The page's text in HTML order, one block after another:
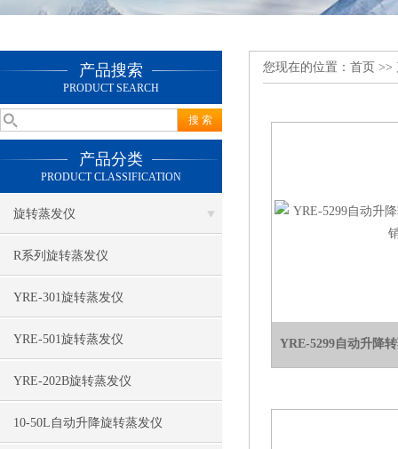
产品搜索
PRODUCT SEARCH
产品分类
PRODUCT CLASSIFICATION
旋转蒸发仪
R系列旋转蒸发仪
YRE-301旋转蒸发仪
YRE-501旋转蒸发仪
YRE-202B旋转蒸发仪
10-50L自动升降旋转蒸发仪
您现在的位置： 首页 >>
YRE-5299自动升降